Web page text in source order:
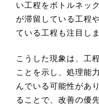
い工程をボトルネッ
が滞留している工程
ている工程も注目し
こうした現象は、工
ことを示し、処理能
んでいる可能性があ
ることで、改善の優